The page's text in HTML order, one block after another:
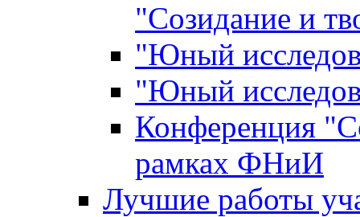
"Созидание и
"Юный
"Юный
Конференция
рамках ФНиИ
Лучшие работы